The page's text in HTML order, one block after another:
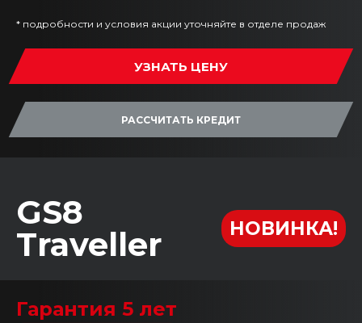
* подробности и условия акции уточняйте в отделе продаж
УЗНАТЬ ЦЕНУ
РАССЧИТАТЬ КРЕДИТ
GS8
Traveller
НОВИНКА!
Гарантия 5 лет